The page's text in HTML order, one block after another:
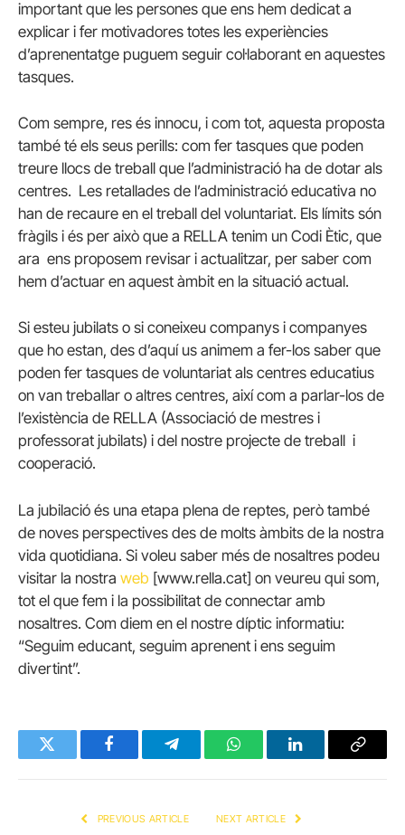
important que les persones que ens hem dedicat a
explicar i fer motivadores totes les experiències
d’aprenentatge puguem seguir col·laborant en aquestes
tasques.
Com sempre, res és innocu, i com tot, aquesta proposta
també té els seus perills: com fer tasques que poden
treure llocs de treball que l’administració ha de dotar als
centres. Les retallades de l’administració educativa no
han de recaure en el treball del voluntariat. Els límits són
fràgils i és per això que a RELLA tenim un Codi Ètic, que
ara ens proposem revisar i actualitzar, per saber com
hem d’actuar en aquest àmbit en la situació actual.
Si esteu jubilats o si coneixeu companys i companyes
que ho estan, des d’aquí us animem a fer-los saber que
poden fer tasques de voluntariat als centres educatius
on van treballar o altres centres, així com a parlar-los de
l’existència de RELLA (Associació de mestres i
professorat jubilats) i del nostre projecte de treball i
cooperació.
La jubilació és una etapa plena de reptes, però també
de noves perspectives des de molts àmbits de la nostra
vida quotidiana. Si voleu saber més de nosaltres podeu
visitar la nostra web [www.rella.cat] on veureu qui som,
tot el que fem i la possibilitat de connectar amb
nosaltres. Com diem en el nostre díptic informatiu:
“Seguim educant, seguim aprenent i ens seguim
divertint”.
Twitter FacebookTelegramWhatsAppLinkedInCopy
PREVIOUS ARTICLE NEXT ARTICLE